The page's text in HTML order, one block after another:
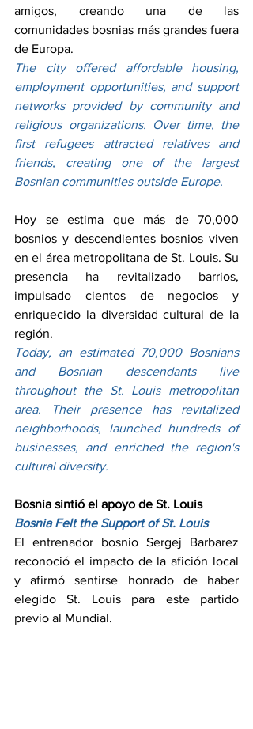
amigos, creando una de las
comunidades bosnias más grandes fuera
de Europa.
The city offered affordable housing,
employment opportunities, and support
networks provided by community and
religious organizations. Over time, the
first refugees attracted relatives and
friends, creating one of the largest
Bosnian communities outside Europe.
Hoy se estima que más de 70,000
bosnios y descendientes bosnios viven
en el área metropolitana de St. Louis. Su
presencia ha revitalizado barrios,
impulsado cientos de negocios y
enriquecido la diversidad cultural de la
región.
Today, an estimated 70,000 Bosnians
and Bosnian descendants live
throughout the St. Louis metropolitan
area. Their presence has revitalized
neighborhoods, launched hundreds of
businesses, and enriched the region's
cultural diversity.
Bosnia sintió el apoyo de St. Louis
Bosnia Felt the Support of St. Louis
El entrenador bosnio Sergej Barbarez
reconoció el impacto de la afición local
y afirmó sentirse honrado de haber
elegido St. Louis para este partido
previo al Mundial.